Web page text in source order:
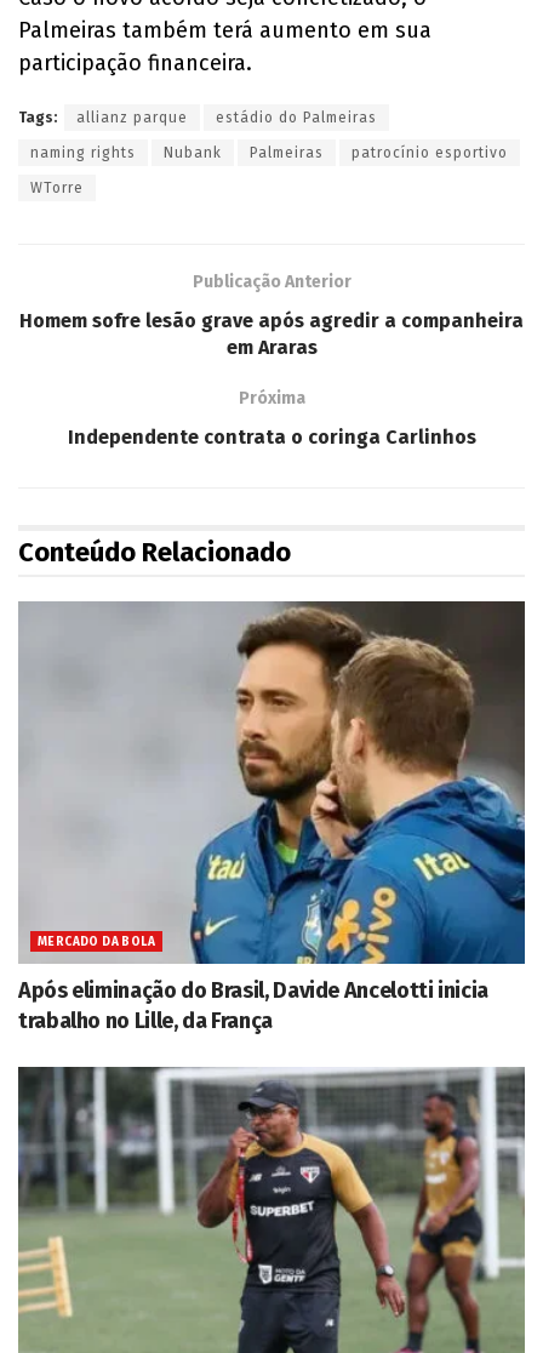
Palmeiras também terá aumento em sua
participação financeira.
Tags: allianz parque estádio do Palmeiras
naming rights Nubank Palmeiras patrocínio esportivo
WTorre
Publicação Anterior
Homem sofre lesão grave após agredir a companheira
em Araras
Próxima
Independente contrata o coringa Carlinhos
Conteúdo Relacionado
MERCADO DA BOLA
Após eliminação do Brasil, Davide Ancelotti inicia
trabalho no Lille, da França